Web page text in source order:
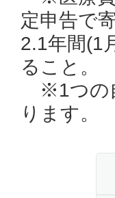
定申告で
2.1年間(1
ること。
※1つの
ります。